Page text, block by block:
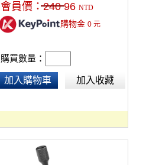
會員價：240 96 NTD
購物金 0元
購買數量：
加入購物車 加入收藏